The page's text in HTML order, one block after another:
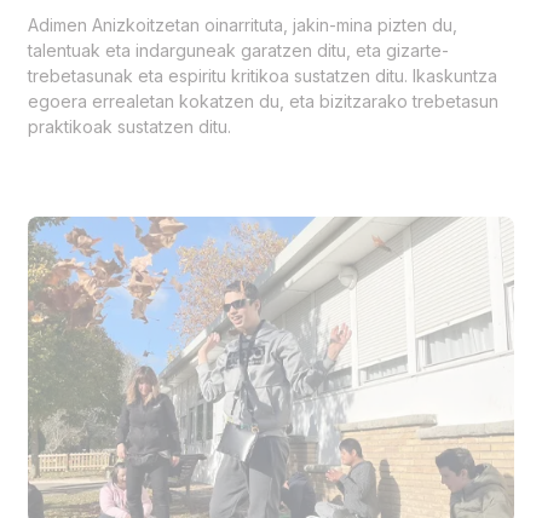
Adimen Anizkoitzetan oinarrituta, jakin-mina pizten du,
talentuak eta indarguneak garatzen ditu, eta gizarte-
trebetasunak eta espiritu kritikoa sustatzen ditu. Ikaskuntza
egoera errealetan kokatzen du, eta bizitzarako trebetasun
praktikoak sustatzen ditu.